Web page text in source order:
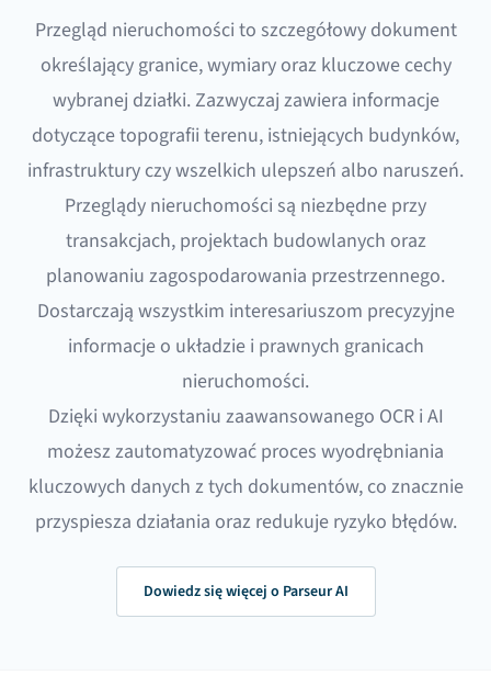
Przegląd nieruchomości to szczegółowy dokument
określający granice, wymiary oraz kluczowe cechy
wybranej działki. Zazwyczaj zawiera informacje
dotyczące topografii terenu, istniejących budynków,
infrastruktury czy wszelkich ulepszeń albo naruszeń.
Przeglądy nieruchomości są niezbędne przy
transakcjach, projektach budowlanych oraz
planowaniu zagospodarowania przestrzennego.
Dostarczają wszystkim interesariuszom precyzyjne
informacje o układzie i prawnych granicach
nieruchomości.
Dzięki wykorzystaniu zaawansowanego OCR i AI
możesz zautomatyzować proces wyodrębniania
kluczowych danych z tych dokumentów, co znacznie
przyspiesza działania oraz redukuje ryzyko błędów.
Dowiedz się więcej o Parseur AI